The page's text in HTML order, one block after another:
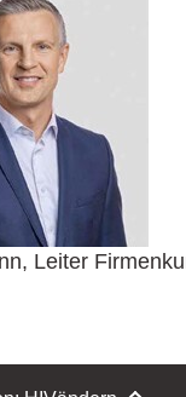
Leiter